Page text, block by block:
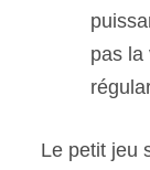
pas la
Le petit jeu